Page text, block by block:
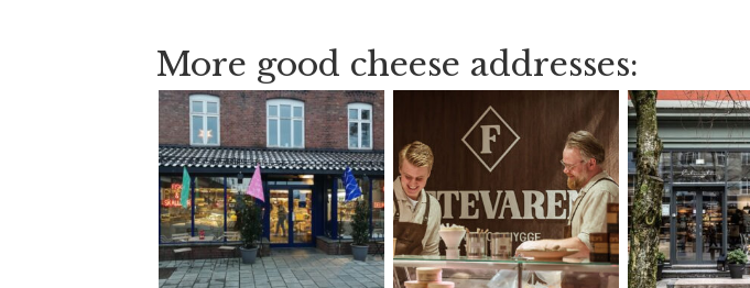
More good cheese addresses: